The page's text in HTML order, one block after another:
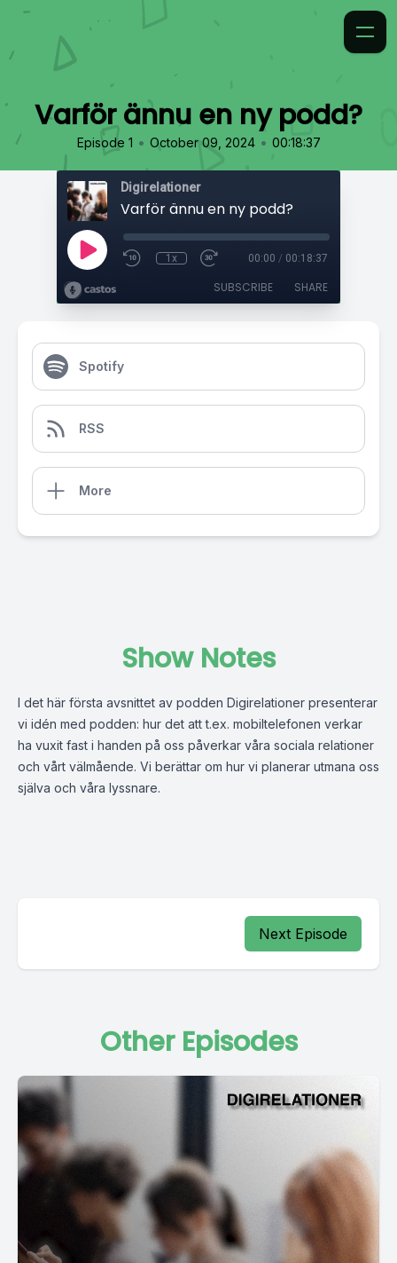
Varför ännu en ny podd?
Episode 1 • October 09, 2024 • 00:18:37
Digirelationer
Varför ännu en ny podd?
1x 00:00 / 00:18:37
SUBSCRIBE SHARE
Spotify
RSS
More
Show Notes
I det här första avsnittet av podden Digirelationer presenterar
vi idén med podden: hur det att t.ex. mobiltelefonen verkar
ha vuxit fast i handen på oss påverkar våra sociala relationer
och vårt välmående. Vi berättar om hur vi planerar utmana oss
själva och våra lyssnare.
Next Episode
Other Episodes